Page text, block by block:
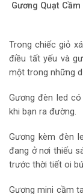
Gương Quạt
Trong chiếc giỏ
điều tất yếu và
một trong những
Gương đèn led
khi bạn ra đường.
Gương kèm đèn
đang ở nơi thiếu
trước thời tiết oi
Gương mini cầm